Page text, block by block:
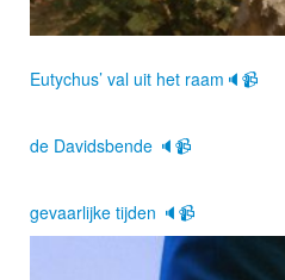
Eutychus’ val uit het raam🔈📹
de Davidsbende 🔈📹
gevaarlijke tijden 🔈📹